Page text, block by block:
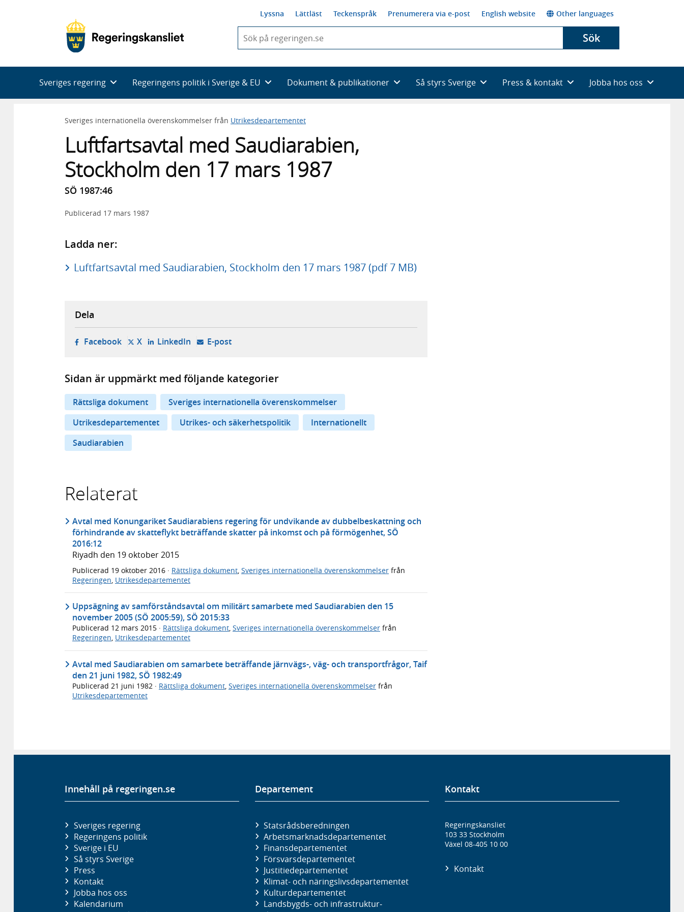
Lyssna Lättläst Teckenspråk Prenumerera via e-post English website Other languages
du
skriva
framträder
en
med
Sök
Sveriges regering Regeringens politik i Sverige & EU Dokument & publikationer Så styrs Sverige Press & kontakt Jobba hos oss
Sveriges internationella överenskommelser från Utrikesdepartementet
Luftfartsavtal med Saudiarabien,
Stockholm den 17 mars 1987
SÖ 1987:46
Publicerad 17 mars 1987
Ladda ner:
Luftfartsavtal med Saudiarabien, Stockholm den 17 mars 1987 (pdf 7 MB)
Dela
Facebook- öppnas i ny flik, extern webbplats,
X- öppnas i ny flik, extern webbplats,
LinkedIn- öppnas i ny flik, extern webbplats,
E-post- öppnar din e-postklient,
Sidan är uppmärkt med följande kategorier
Rättsliga dokument
Sveriges internationella överenskommelser
Utrikesdepartementet
Utrikes- och säkerhetspolitik
Internationellt
Saudiarabien
Relaterat
Avtal med Konungariket Saudiarabiens regering för undvikande av dubbelbeskattning och
förhindrande av skatteflykt beträffande skatter på inkomst och på förmögenhet, SÖ
2016:12
Riyadh den 19 oktober 2015
Publicerad 19 oktober 2016 · Rättsliga dokument Sveriges internationella överenskommelser från
Regeringen Utrikesdepartementet
Uppsägning av samförståndsavtal om militärt samarbete med Saudiarabien den 15
november 2005 (SÖ 2005:59), SÖ 2015:33
Publicerad 12 mars 2015 · Rättsliga dokument, Sveriges internationella överenskommelser från
Regeringen, Utrikesdepartementet
Avtal med Saudiarabien om samarbete beträffande järnvägs-, väg- och transportfrågor, Taif
den 21 juni 1982, SÖ 1982:49
Publicerad 21 juni 1982 · Rättsliga dokument, Sveriges internationella överenskommelser från
Utrikesdepartementet
Innehåll på regeringen.se
Sveriges regering
Regeringens politik
Sverige i EU
Så styrs Sverige
Press
Kontakt
Jobba hos oss
Kalendarium
Departement
Statsrådsberedningen
Arbetsmarknads­departementet
Finans­departementet
Försvars­departementet
Justitie­departementet
Klimat- och näringslivs­departementet
Kultur­departementet
Landsbygds- och infrastruktur­
Kontakt
Regeringskansliet
103 33 Stockholm
Växel 08-405 10 00
Kontakt